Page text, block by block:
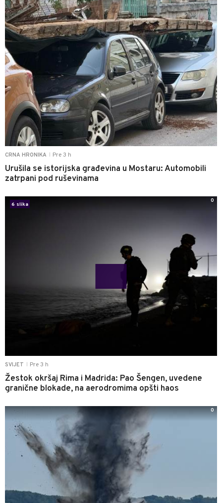
CRNA HRONIKA Pre 3 h
Urušila se istorijska građevina u Mostaru: Automobili
zatrpani pod ruševinama
SVIJET Pre 3 h
Žestok okršaj Rima i Madrida: Pao Šengen, uvedene
granične blokade, na aerodromima opšti haos
6 slika
0
0